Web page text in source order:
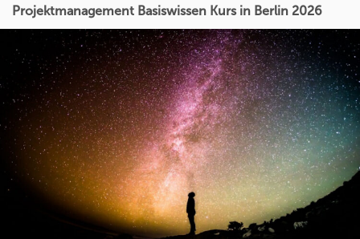
Projektmanagement Basiswissen Kurs in Berlin 2026